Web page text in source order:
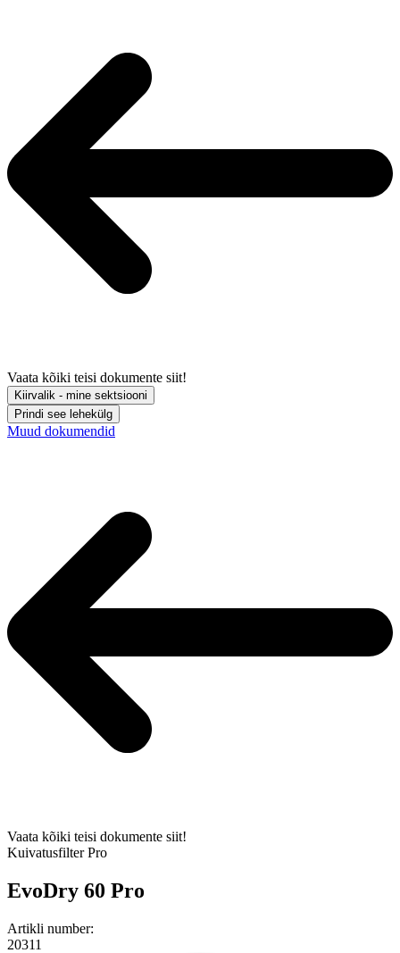
Vaata kõiki teisi dokumente siit!
Kiirvalik - mine sektsiooni
Prindi see lehekülg
Muud dokumendid
Vaata kõiki teisi dokumente siit!
Kuivatusfilter Pro
EvoDry 60 Pro
Artikli number:
20311